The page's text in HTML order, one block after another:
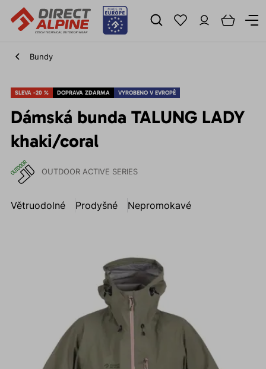
Bundy
SLEVA -20 % DOPRAVA ZDARMA VYROBENO V EVROPĚ
Dámská bunda TALUNG LADY
khaki/coral
OUTDOOR ACTIVE SERIES
Větruodolné Prodyšné Nepromokavé